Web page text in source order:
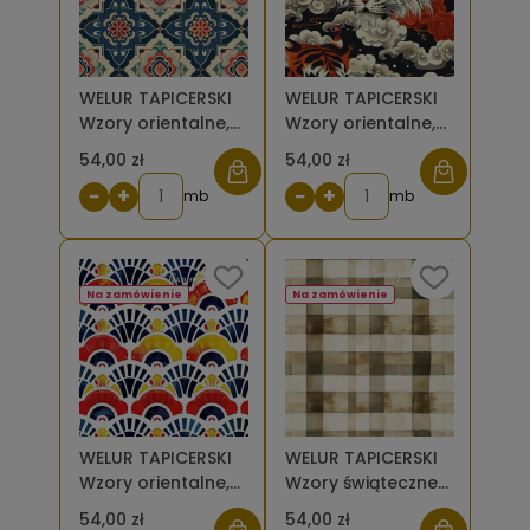
WELUR TAPICERSKI
Wzory orientalne,
Turkusowa
Mozaika [6-8]
54,00 zł
− + mb
WELUR TAPICERSKI
Wzory orientalne,
Tygrysy w
chmurach na
czarnym tle [6-8]
54,00 zł
− + mb
WELUR TAPICERSKI
Wzory orientalne,
Wachlarze w
54,00 zł
Na zamówienie
WELUR TAPICERSKI
Wzory świąteczne
- beżowobrązowa
54,00 zł
Na zamówienie